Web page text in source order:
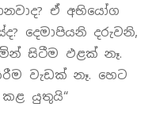
ඒ අභියෝග
දෙමාපියනි දරුවනි,
සිටීම ඵළක් නෑ.
වැඩක් නෑ. හෙට
කළ යුතුයි“